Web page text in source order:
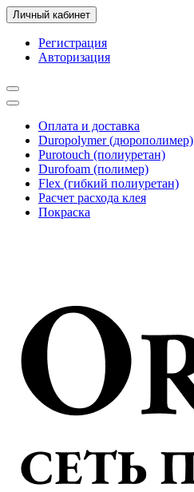
Личный кабинет
Регистрация
Авторизация
Оплата и доставка
Duropolymer (дюрополимер)
Purotouch (полиуретан)
Durofoam (полимер)
Flex (гибкий полиуретан)
Расчет расхода клея
Покраска